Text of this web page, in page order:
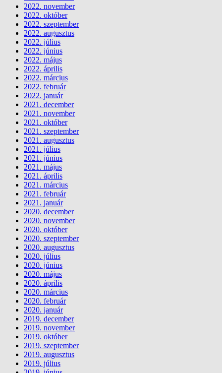
2022. november
2022. október
2022. szeptember
2022. augusztus
2022. július
2022. június
2022. május
2022. április
2022. március
2022. február
2022. január
2021. december
2021. november
2021. október
2021. szeptember
2021. augusztus
2021. július
2021. június
2021. május
2021. április
2021. március
2021. február
2021. január
2020. december
2020. november
2020. október
2020. szeptember
2020. augusztus
2020. július
2020. június
2020. május
2020. április
2020. március
2020. február
2020. január
2019. december
2019. november
2019. október
2019. szeptember
2019. augusztus
2019. július